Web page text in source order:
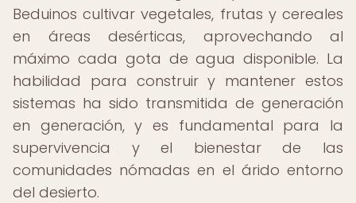
Beduinos cultivar vegetales, frutas y cereales
en áreas desérticas, aprovechando al
máximo cada gota de agua disponible. La
habilidad para construir y mantener estos
sistemas ha sido transmitida de generación
en generación, y es fundamental para la
supervivencia y el bienestar de las
comunidades nómadas en el árido entorno
del desierto.